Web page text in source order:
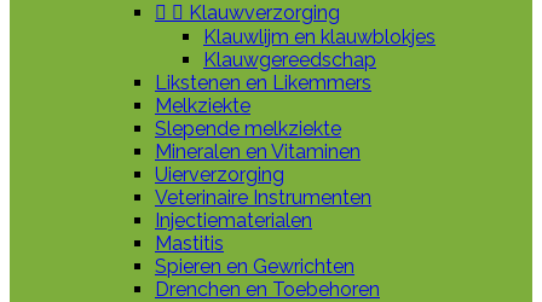
  Klauwverzorging
Klauwlijm en klauwblokjes
Klauwgereedschap
Likstenen en Likemmers
Melkziekte
Slepende melkziekte
Mineralen en Vitaminen
Uierverzorging
Veterinaire Instrumenten
Injectiematerialen
Mastitis
Spieren en Gewrichten
Drenchen en Toebehoren